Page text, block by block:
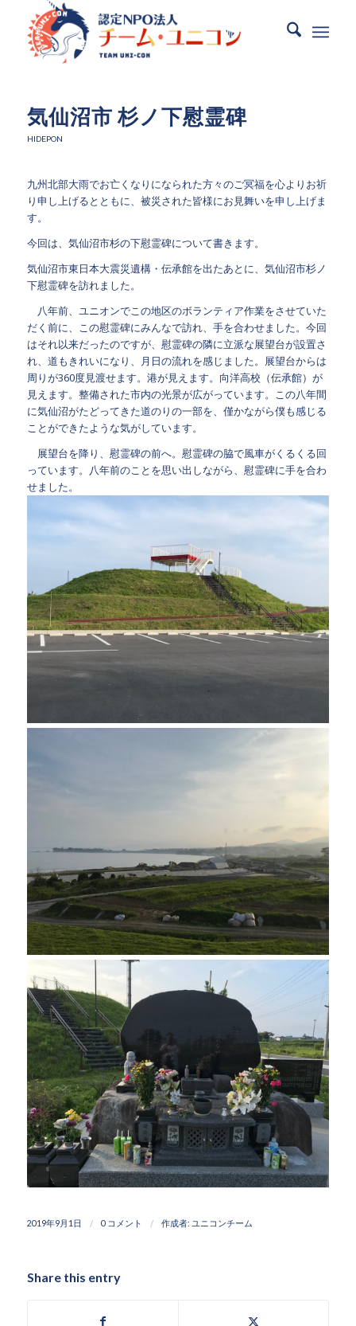
気仙沼市 杉ノ下慰霊碑
HIDEPON
九州北部大雨でお亡くなりになられた方々のご冥福を心よりお祈
り申し上げるとともに、被災された皆様にお見舞いを申し上げま
す。
今回は、気仙沼市杉の下慰霊碑について書きます。
気仙沼市東日本大震災遺構・伝承館を出たあとに、気仙沼市杉ノ
下慰霊碑を訪れました。
八年前、ユニオンでこの地区のボランティア作業をさせていた
だく前に、この慰霊碑にみんなで訪れ、手を合わせました。今回
はそれ以来だったのですが、慰霊碑の隣に立派な展望台が設置さ
れ、道もきれいになり、月日の流れを感じました。展望台からは
周りが360度見渡せます。港が見えます。向洋高校（伝承館）が
見えます。整備された市内の光景が広がっています。この八年間
に気仙沼がたどってきた道のりの一部を、僅かながら僕も感じる
ことができたような気がしています。
展望台を降り、慰霊碑の前へ。慰霊碑の脇で風車がくるくる回
っています。八年前のことを思い出しながら、慰霊碑に手を合わ
せました。
2019年9月1日 / 0 コメント / 作成者: ユニコンチーム
Share this entry